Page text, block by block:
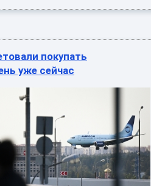
покупать
уже сейчас